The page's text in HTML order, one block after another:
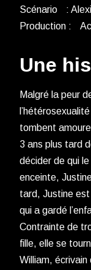
Scénario :
Production :
Une
Malgré la peur
tombent
3 ans plus tard
décider de qui
enceinte,
tard, Justine
qui a gardé
Contrainte de
fille, elle se
William,